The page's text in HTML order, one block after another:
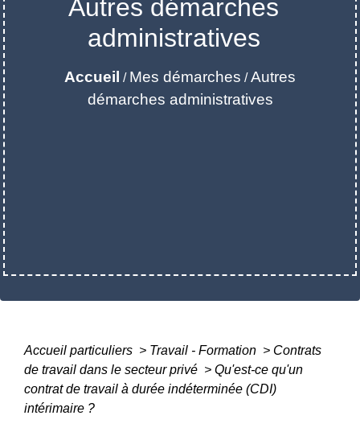
Autres démarches
administratives
Accueil / Mes démarches /Autres
démarches administratives
Accueil particuliers > Travail - Formation > Contrats
de travail dans le secteur privé > Qu'est-ce qu'un
contrat de travail à durée indéterminée (CDI)
intérimaire ?